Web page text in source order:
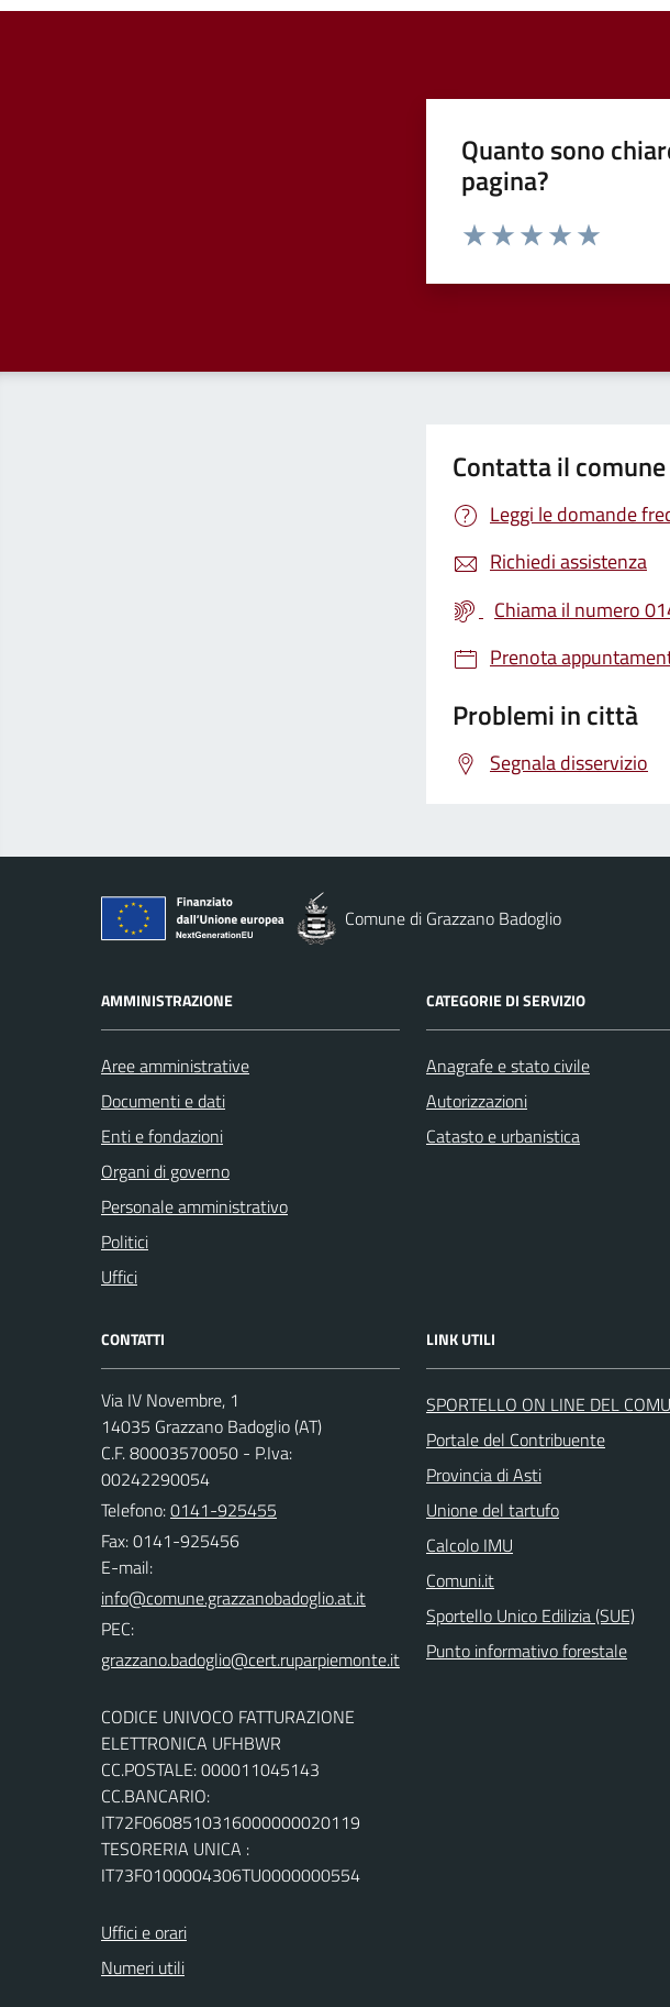
Quanto sono
pagina?
Valuta da 1 a 5 stelle la pagina
Contatta il comune
Leggi le domande
Richiedi assistenza
Chiama il numero
Prenota
Problemi in città
Segnala disservizio
Comune di Grazzano Badoglio
AMMINISTRAZIONE
Aree amministrative
Documenti e dati
Enti e fondazioni
Organi di governo
Personale amministrativo
Politici
Uffici
CATEGORIE DI SERVIZIO
Anagrafe e stato civile
Autorizzazioni
Catasto e urbanistica
CONTATTI
Via IV Novembre, 1
14035 Grazzano Badoglio (AT)
C.F. 80003570050 - P.Iva:
00242290054
Telefono:0141-925455
Fax: 0141-925456
E-mail:
PEC:
CODICE UNIVOCO FATTURAZIONE
ELETTRONICA UFHBWR
CC.POSTALE: 000011045143
CC.BANCARIO:
IT72F0608510316000000020119
TESORERIA UNICA :
IT73F0100004306TU0000000554
Uffici e orari
Numeri utili
LINK UTILI
SPORTELLO ON LINE DEL
Portale del Contribuente
Provincia di Asti
Unione del tartufo
Calcolo IMU
Comuni.it
Sportello Unico Edilizia (SUE)
Punto informativo forestale